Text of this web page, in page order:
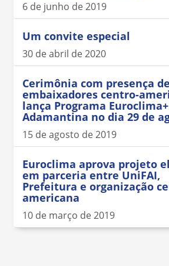
6 de junho de 2019
Um convite especial
30 de abril de 2020
Cerimônia com presença de
embaixadores centro-
lança Programa
Adamantina no dia 29 de
15 de agosto de 2019
Euroclima aprova projeto
em parceria entre UniFAI,
Prefeitura e organização
americana
10 de março de 2019